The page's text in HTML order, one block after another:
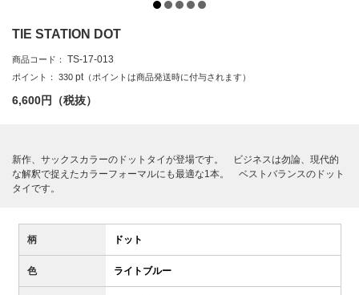
TIE STATION DOT
商品コード： TS-17-013
ポイント： 330 pt （ポイントは商品発送時に付与されます）
6,600円（税抜）
新作、サックスカラーのドットタイが登場です。 ビジネスは勿論、現代的
な解釈で捉えたカラーフォーマルにも最適な1本。 ベストバランスのドット
タイです。
柄 ドット
色 ライトブルー